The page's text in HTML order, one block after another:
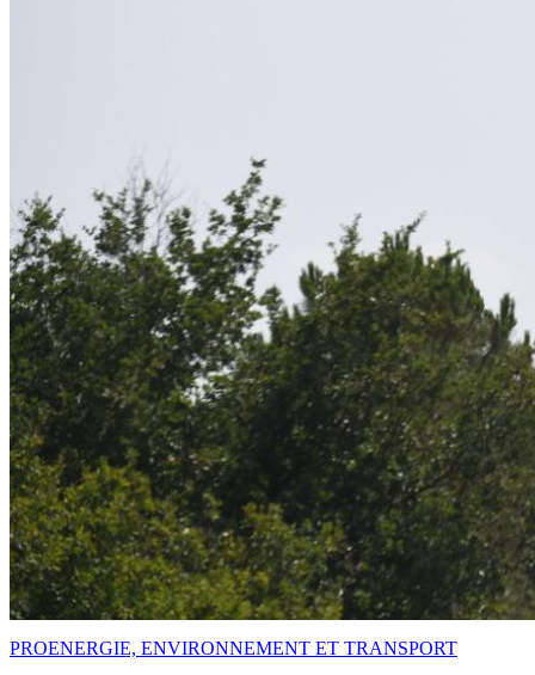
PROENERGIE, ENVIRONNEMENT ET TRANSPORT